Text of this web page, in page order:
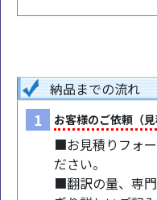
納品までの流れ
1 お客様のご依頼（見
■お見積りフォ
ださい。
■翻訳の量、専